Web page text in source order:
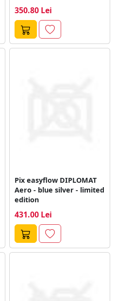
350.80 Lei
Pix easyflow DIPLOMAT
Aero - blue silver - limited
edition
431.00 Lei